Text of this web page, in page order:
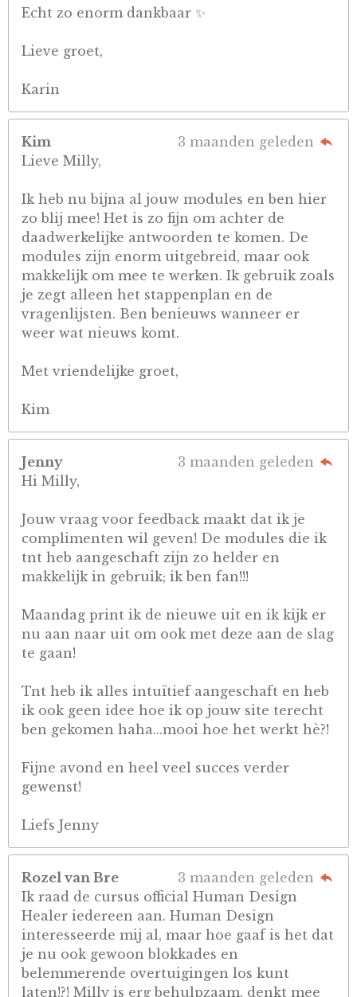
Echt zo enorm dankbaar ✨
Lieve groet,
Karin
Kim
3 maanden geleden
Lieve Milly,
Ik heb nu bijna al jouw modules en ben hier
zo blij mee! Het is zo fijn om achter de
daadwerkelijke antwoorden te komen. De
modules zijn enorm uitgebreid, maar ook
makkelijk om mee te werken. Ik gebruik zoals
je zegt alleen het stappenplan en de
vragenlijsten. Ben benieuws wanneer er
weer wat nieuws komt.
Met vriendelijke groet,
Kim
Jenny
3 maanden geleden
Hi Milly,
Jouw vraag voor feedback maakt dat ik je
complimenten wil geven! De modules die ik
tnt heb aangeschaft zijn zo helder en
makkelijk in gebruik; ik ben fan!!!
Maandag print ik de nieuwe uit en ik kijk er
nu aan naar uit om ook met deze aan de slag
te gaan!
Tnt heb ik alles intuïtief aangeschaft en heb
ik ook geen idee hoe ik op jouw site terecht
ben gekomen haha...mooi hoe het werkt hè?!
Fijne avond en heel veel succes verder
gewenst!
Liefs Jenny
Rozel van Bre
3 maanden geleden
Ik raad de cursus official Human Design
Healer iedereen aan. Human Design
interesseerde mij al, maar hoe gaaf is het dat
je nu ook gewoon blokkades en
belemmerende overtuigingen los kunt
laten!?! Milly is erg behulpzaam, denkt mee